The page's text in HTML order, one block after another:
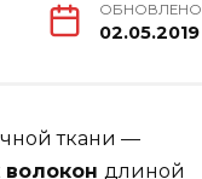
ОБНОВЛЕНО
02.05.2019
ткани —
длиной